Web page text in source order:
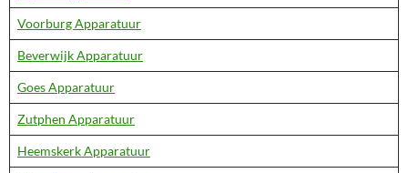
Voorburg Apparatuur
Beverwijk Apparatuur
Goes Apparatuur
Zutphen Apparatuur
Heemskerk Apparatuur